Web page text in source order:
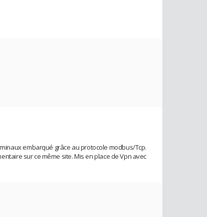
embarqué grâce au protocole modbus/Tcp.
sur ce même site. Mis en place de Vpn avec